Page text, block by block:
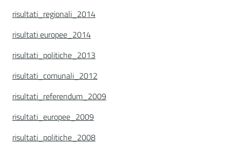
risultati_regionali_2014
risultati europee_2014
risultati_politiche_2013
risultati_comunali_2012
risultati_referendum_2009
risultati_europee_2009
risultati_politiche_2008